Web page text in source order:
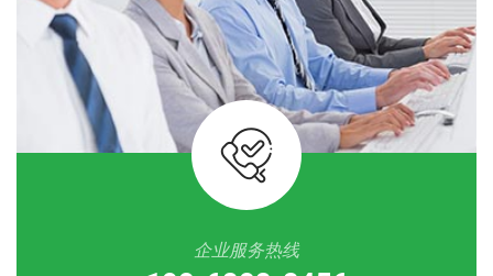
企业服务热线